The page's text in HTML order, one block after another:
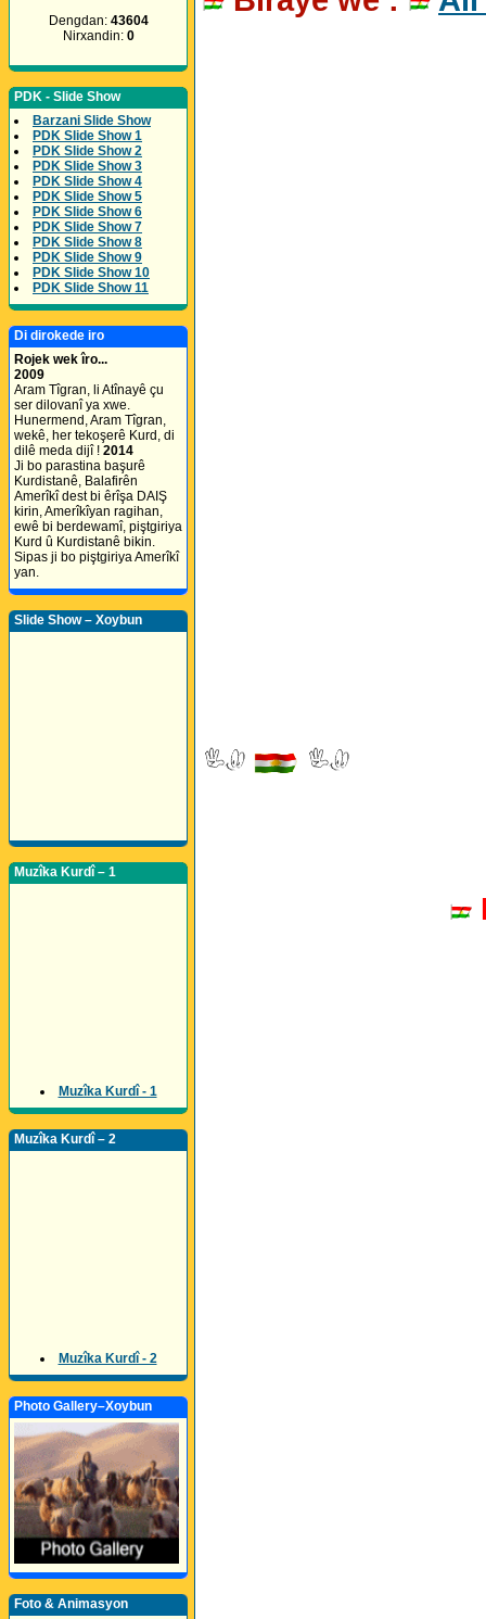
Dengdan: 43604
Nirxandin: 0
PDK - Slide Show
Barzani Slide Show
PDK Slide Show 1
PDK Slide Show 2
PDK Slide Show 3
PDK Slide Show 4
PDK Slide Show 5
PDK Slide Show 6
PDK Slide Show 7
PDK Slide Show 8
PDK Slide Show 9
PDK Slide Show 10
PDK Slide Show 11
Di dirokede iro
Rojek wek îro...
2009
Aram Tîgran, li Atînayê çu
ser dilovanî ya xwe.
Hunermend, Aram Tîgran,
wekê, her tekoşerê Kurd, di
dilê meda dijî ! 2014
Ji bo parastina başurê
Kurdistanê, Balafirên
Amerîkî dest bi êrîşa DAIŞ
kirin, Amerîkîyan ragihan,
ewê bi berdewamî, piştgiriya
Kurd û Kurdistanê bikin.
Sipas ji bo piştgiriya Amerîkî
yan.
Slide Show – Xoybun
Muzîka Kurdî – 1
Muzîka Kurdî - 1
Muzîka Kurdî – 2
Muzîka Kurdî - 2
Photo Gallery–Xoybun
Foto & Animasyon